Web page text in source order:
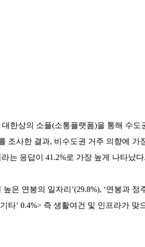
한상의 소플(소통플랫폼)을 통해 수
조사한 결과, 비수도권 거주 의향에
는 응답이 41.2%로 가장 높게 나타났다.
은 연봉의 일자리’(29.8%), ‘연봉과 정
타’ 0.4%> 즉 생활여건 및 인프라가